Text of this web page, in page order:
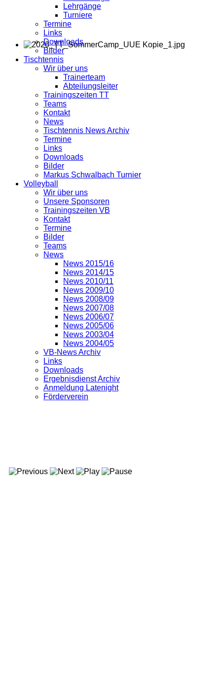
Lehrgänge
Turniere
Termine
Links
Downloads
Bilder
Tischtennis
Wir über uns
Trainerteam
Abteilungsleiter
Trainingszeiten TT
Teams
Kontakt
News
Tischtennis News Archiv
Termine
Links
Downloads
Bilder
Markus Schwalbach Turnier
Volleyball
Wir über uns
Unsere Sponsoren
Trainingszeiten VB
Kontakt
Termine
Bilder
Teams
News
News 2015/16
News 2014/15
News 2010/11
News 2009/10
News 2008/09
News 2007/08
News 2006/07
News 2005/06
News 2003/04
News 2004/05
VB-News Archiv
Links
Downloads
Ergebnisdienst Archiv
Anmeldung Latenight
Förderverein